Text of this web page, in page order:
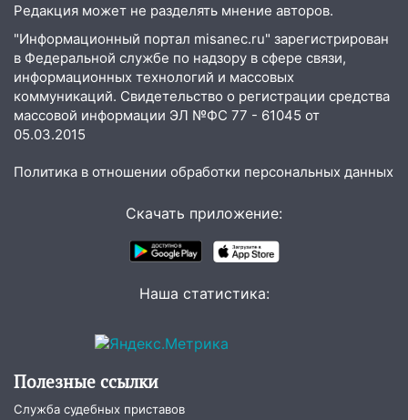
13:35
Непогода продолжает бить по
транспорту: в Ульяновске трамвай
сошёл с рельсов
13:22 Упавшие деревья перекрыли
дороги в Ульяновске: фото
закончится сегодня: сильные ливни
Трижды «брал в долг» без спроса:
житель Вешкаймского района похитил у
знакомого 191 тысячу рублей
Ураган оторвал светофор на
Дерево пробило крышу дома на
на электрощит
Редакция может не разделять мнение авторов.
"Информационный портал misanec.ru" зарегистрирован
в Федеральной службе по надзору в сфере связи,
информационных технологий и массовых
коммуникаций. Свидетельство о регистрации средства
массовой информации ЭЛ №ФС 77 - 61045 от
05.03.2015
Политика в отношении обработки персональных данных
Скачать приложение:
Наша статистика:
Полезные ссылки
Служба судебных приставов